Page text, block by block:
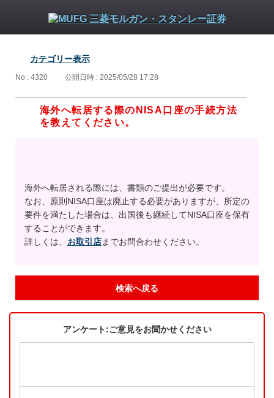
カテゴリー表示
No : 4320 公開日時 : 2025/05/28 17:28
海外へ転居する際のNISA口座の手続方法
を教えてください。
海外へ転居される際には、書類のご提出が必要です。
なお、原則NISA口座は廃止する必要がありますが、所定の
要件を満たした場合は、出国後も継続してNISA口座を保有
することができます。
詳しくは、 お取引店までお問合わせください。
検索へ戻る
アンケート:ご意見をお聞かせください